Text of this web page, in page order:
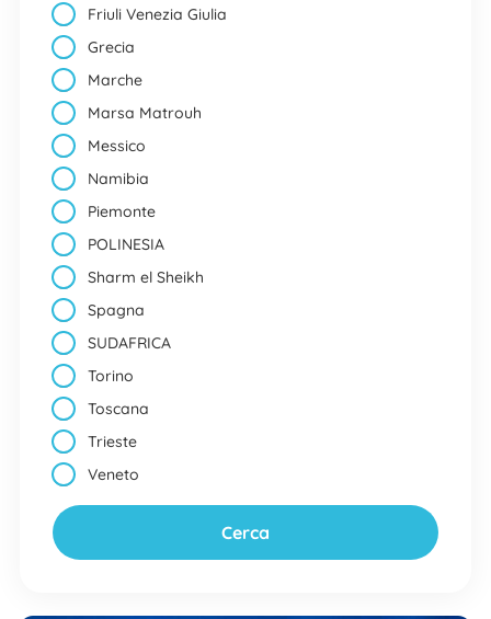
Friuli Venezia Giulia
Grecia
Marche
Marsa Matrouh
Messico
Namibia
Piemonte
POLINESIA
Sharm el Sheikh
Spagna
SUDAFRICA
Torino
Toscana
Trieste
Veneto